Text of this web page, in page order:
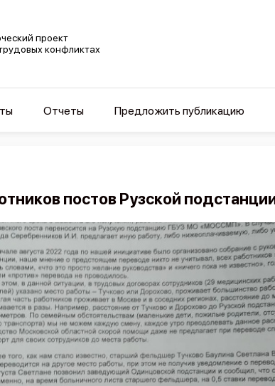
проект
конфликтах
Отчеты Предложить публикацию
постов Рузской